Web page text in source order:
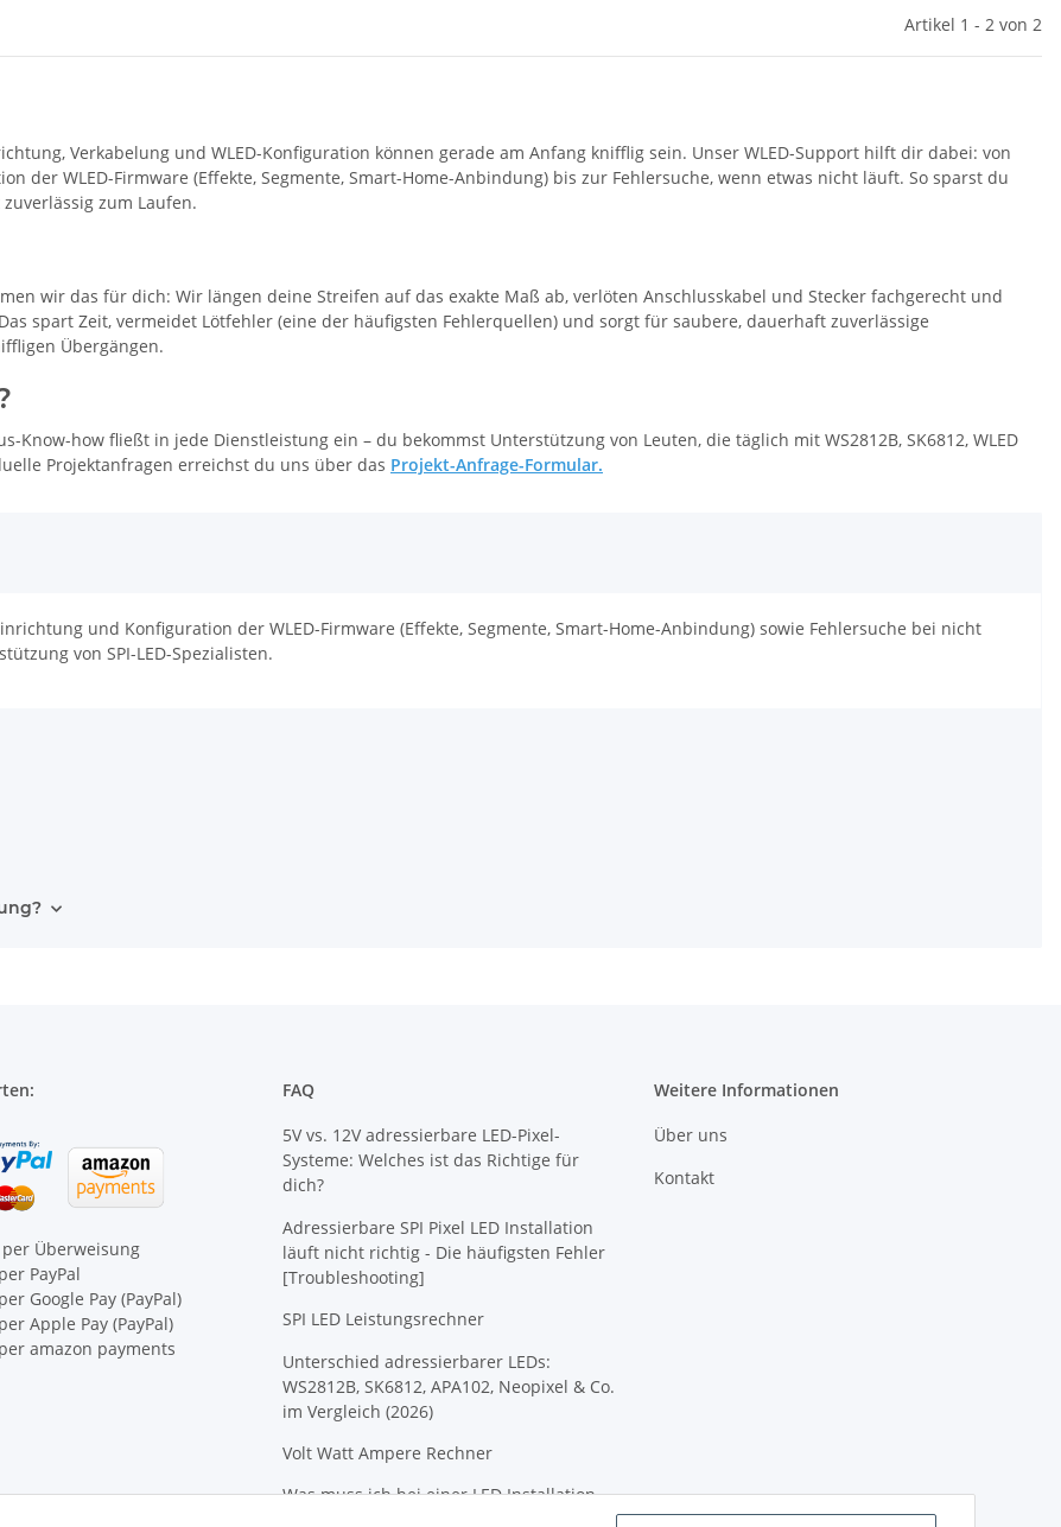
Artikel 1 - 2 von 2
Verkabelung und WLED-Konfiguration können gerade am Anfang knifflig sein. Unser WLED-Support hilft dir dabei: von
der WLED-Firmware (Effekte, Segmente, Smart-Home-Anbindung) bis zur Fehlersuche, wenn etwas nicht läuft. So sparst du
zum Laufen.
wir das für dich: Wir längen deine Streifen auf das exakte Maß ab, verlöten Anschlusskabel und Stecker fachgerecht und
spart Zeit, vermeidet Lötfehler (eine der häufigsten Fehlerquellen) und sorgt für saubere, dauerhaft zuverlässige
Übergängen.
Know-how fließt in jede Dienstleistung ein – du bekommst Unterstützung von Leuten, die täglich mit WS2812B, SK6812, WLED
Projektanfragen erreichst du uns über das Projekt-Anfrage-Formular.
und Konfiguration der WLED-Firmware (Effekte, Segmente, Smart-Home-Anbindung) sowie Fehlersuche bei nicht
von SPI-LED-Spezialisten.
per Überweisung
PayPal
Google Pay (PayPal)
Apple Pay (PayPal)
amazon payments
FAQ
5V vs. 12V adressierbare LED-Pixel-
Systeme: Welches ist das Richtige für
dich?
Adressierbare SPI Pixel LED Installation
läuft nicht richtig - Die häufigsten Fehler
[Troubleshooting]
SPI LED Leistungsrechner
Unterschied adressierbarer LEDs:
WS2812B, SK6812, APA102, Neopixel & Co.
im Vergleich (2026)
Volt Watt Ampere Rechner
Was muss ich bei einer LED Installation
Weitere Informationen
Über uns
Kontakt